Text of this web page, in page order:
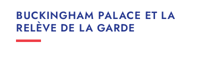
BUCKINGHAM PALACE ET LA
RELÈVE DE LA GARDE